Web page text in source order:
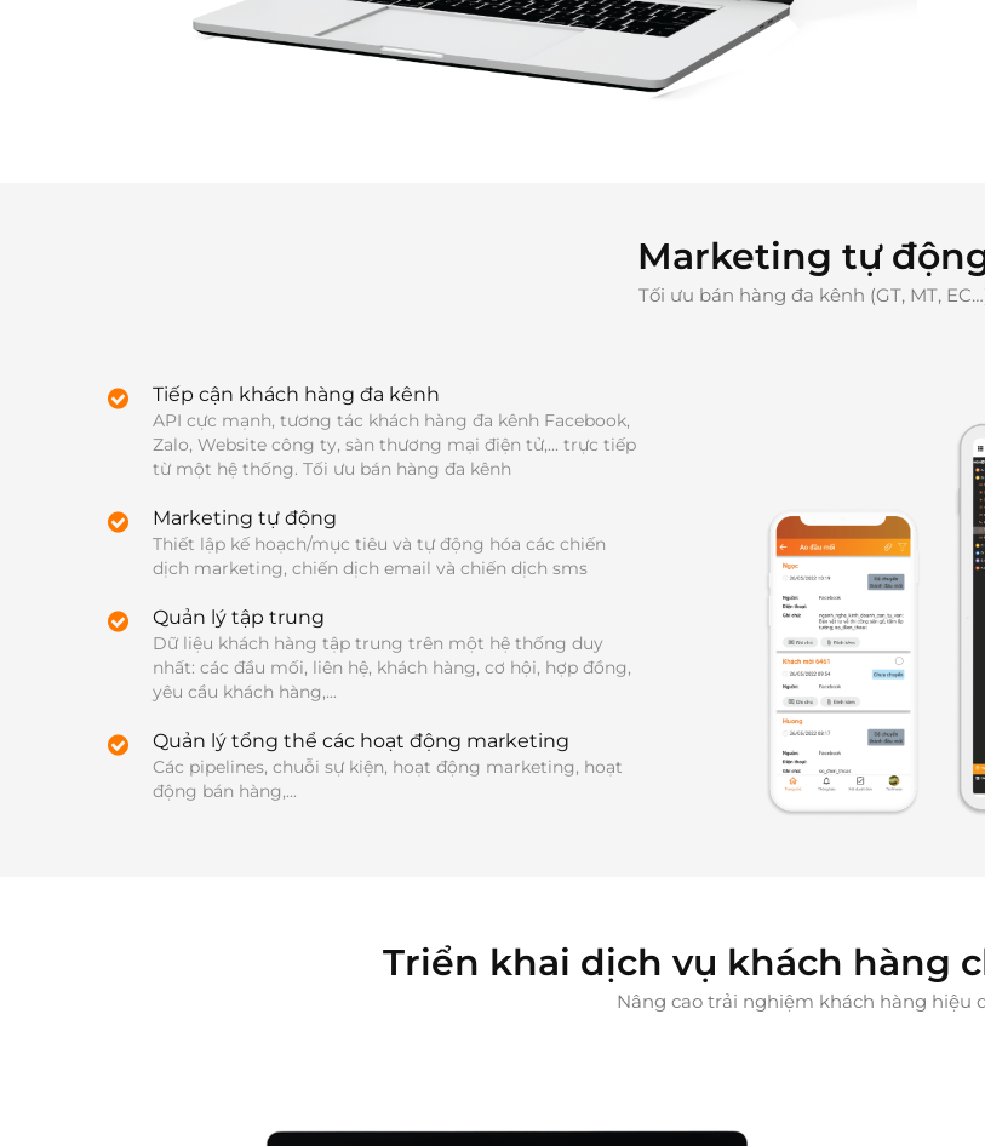
Marketing tự
Tối ưu bán hàng đa kênh (GT, MT,
Tiếp cận khách hàng đa kênh
API cực mạnh, tương tác khách hàng đa kênh Facebook,
Zalo, Website công ty, sàn thương mại điện tử,... trực tiếp
từ một hệ thống. Tối ưu bán hàng đa kênh
Marketing tự động
Thiết lập kế hoạch/mục tiêu và tự động hóa các chiến
dịch marketing, chiến dịch email và chiến dịch sms
Quản lý tập trung
Dữ liệu khách hàng tập trung trên một hệ thống duy
nhất: các đầu mối, liên hệ, khách hàng, cơ hội, hợp đồng,
yêu cầu khách hàng,...
Quản lý tổng thể các hoạt động marketing
Các pipelines, chuỗi sự kiện, hoạt động marketing, hoạt
động bán hàng,...
Triển khai dịch vụ khách hàng
Nâng cao trải nghiệm khách hàng hiệu